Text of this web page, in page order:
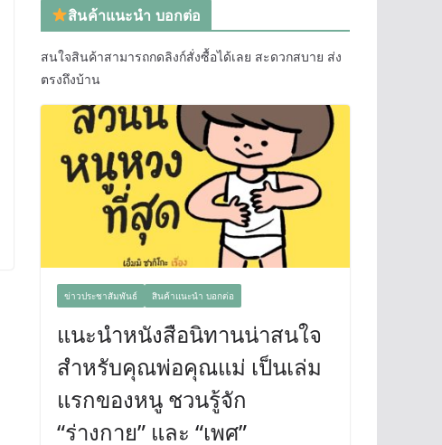
สินค้าแนะนำ บอกต่อ
สนใจสินค้าสามารถกดลิงก์สั่งซื้อได้เลย สะดวกสบาย ส่ง
ตรงถึงบ้าน
ข่าวประชาสัมพันธ์ สินค้าแนะนำ บอกต่อ
แนะนำหนังสือนิทานน่าสนใจ
สำหรับคุณพ่อคุณแม่ เป็นเล่ม
แรกของหนู ชวนรู้จัก
“ร่างกาย” และ “เพศ”